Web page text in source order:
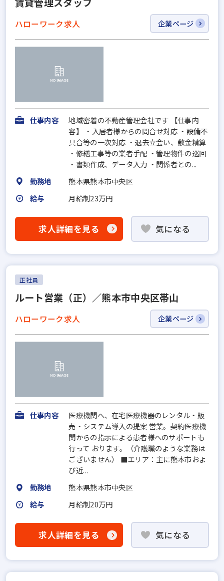
ハローワーク求人 企業ページ
仕事内容
地域密着の不動産管理会社です 【仕事内
容】 ・入居者様からの問合せ対応 ・設備不
具合等の一次対応 ・退去立会い、敷金精算
・修繕工事等の業者手配 ・管理物件の巡回
・書類作成、データ入力 ・関係者との...
勤務地
熊本県熊本市中央区
給与
月給制23万円
求人詳細を見る 気になる
正社員
ルート営業（正）／熊本市中央区帯山
ハローワーク求人 企業ページ
仕事内容
医療機関へ、在宅医療機器のレンタル・販
売・システム導入の提案 営業。契約医療機
関からの指示による患者様へのサポートも
行って おります。（介護職のような業務は
ございません） ■エリア：主に熊本市およ
び近...
勤務地
熊本県熊本市中央区
給与
月給制20万円
求人詳細を見る 気になる